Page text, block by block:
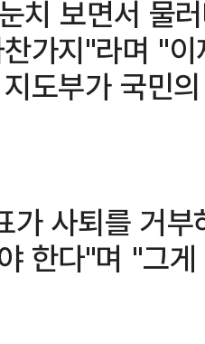
치 보면서 물
가지"라며 "
도부가 국민
가 사퇴를 거
한다"며 "그